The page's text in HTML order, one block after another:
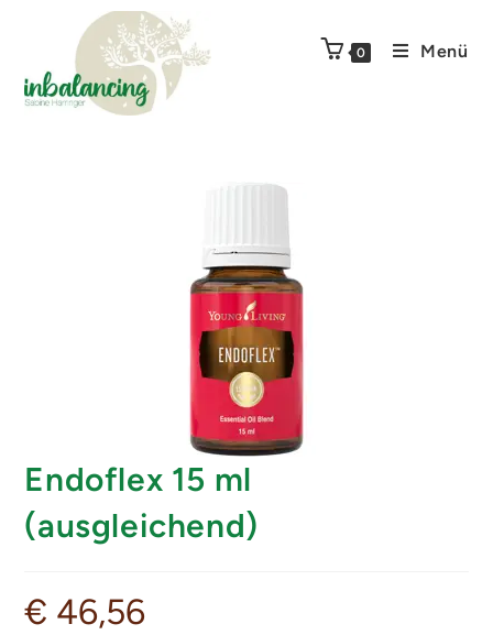
0 Menü
Endoflex 15 ml
(ausgleichend)
€ 46,56